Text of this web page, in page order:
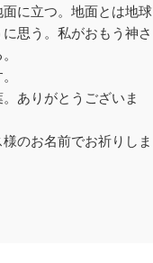
に立つ。地面とは地球
思う。私がおもう神さ
ありがとうございま
のお名前でお祈りしま